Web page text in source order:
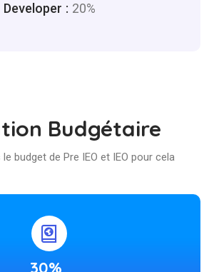
Developer
20%
Budgétaire
budget de Pre IEO et IEO pour cela